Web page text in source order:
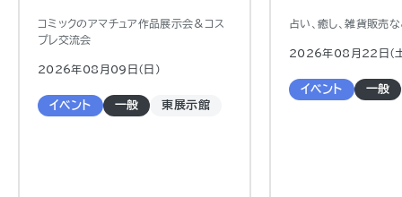
コミックのアマチュア作品展示会＆コス
プレ交流会
2026年08月09日（日)
イベント 一般 東展示館
占い、癒し、雑貨販売
2026年08月22日（
イベント 一般